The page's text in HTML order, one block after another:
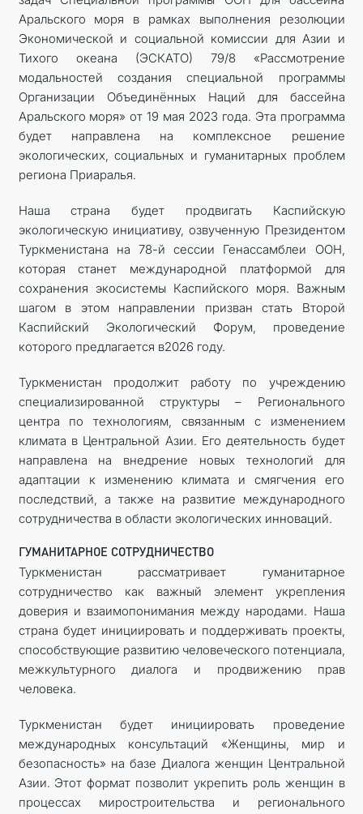
Аральского моря в рамках выполнения резолюции
Экономической и социальной комиссии для Азии и
Тихого океана (ЭСКАТО) 79/8 «Рассмотрение
модальностей создания специальной программы
Организации Объединённых Наций для бассейна
Аральского моря» от 19 мая 2023 года. Эта программа
будет направлена на комплексное решение
экологических, социальных и гуманитарных проблем
региона Приаралья.
Наша страна будет продвигать Каспийскую
экологическую инициативу, озвученную Президентом
Туркменистана на 78-й сессии ­Генассамблеи ООН,
которая станет международной платформой для
сохранения экосистемы Каспийского моря. Важным
шагом в этом направлении призван стать Второй
Каспийский Экологический Форум, проведение
которого предлагается в2026 году.
Туркменистан продолжит работу по учреждению
специализированной структуры – Регионального
центра по технологиям, связанным с изменением
климата в Центральной Азии. Его деятельность будет
направлена на внедрение новых технологий для
адаптации к изменению климата и смягчения его
последствий, а также на развитие международного
сотрудничества в области экологических инноваций.
ГУМАНИТАРНОЕ СОТРУДНИЧЕСТВО
Туркменистан рассматривает гуманитарное
сотрудничество как важный элемент укрепления
доверия и взаимопонимания между народами. Наша
страна будет инициировать и поддерживать проекты,
способствующие развитию человеческого потенциала,
межкультурного диалога и продвижению прав
человека.
Туркменистан будет инициировать проведение
международных консультаций «Женщины, мир и
безопасность» на базе Диалога женщин Центральной
Азии. Этот формат позволит укрепить роль женщин в
процессах миростроительства и регионального